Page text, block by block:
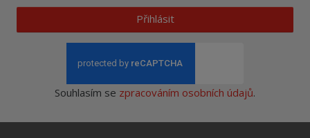
Přihlásit
Souhlasím se zpracováním osobních údajů.